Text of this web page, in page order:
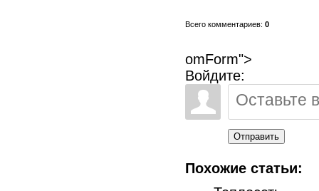
Всего комментариев: 0
omForm">
Войдите:
Отправить
Похожие статьи: